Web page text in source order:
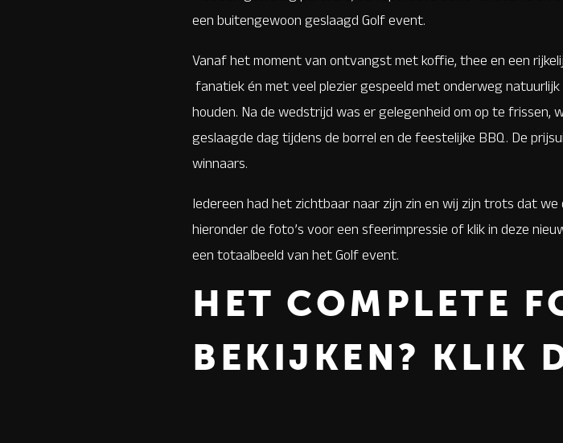
een buitengewoon geslaagd Golf event.
Vanaf het moment van ontvangst met koffie, thee en een
fanatiek én met veel plezier gespeeld met onderweg
houden. Na de wedstrijd was er gelegenheid om op te frissen,
geslaagde dag tijdens de borrel en de feestelijke BBQ. De
winnaars.
Iedereen had het zichtbaar naar zijn zin en wij zijn trots dat
hieronder de foto’s voor een sfeerimpressie of klik in deze
een totaalbeeld van het Golf event.
HET COMPLETE
BEKIJKEN? KLIK